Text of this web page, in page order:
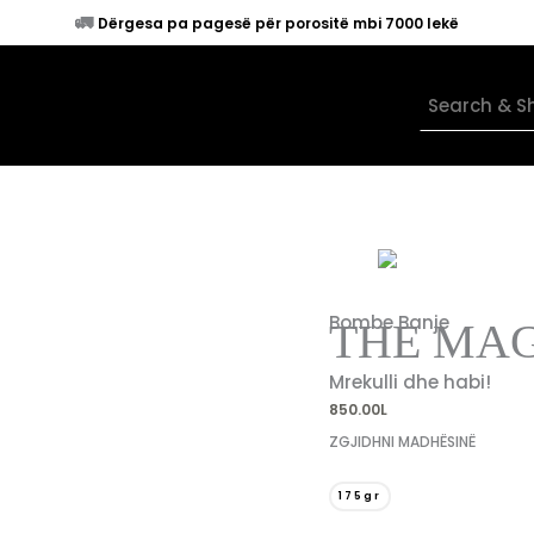
🚛 Dërgesa pa pagesë për porositë mbi 7000 lekë
THE
850.00L
Bombe Banje
Mrekulli dhe habi!
ZGJIDHNI MADHËSINË
175gr